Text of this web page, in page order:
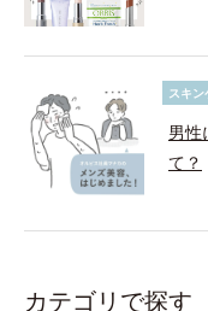
スキン
男性
て？
カテゴリで探す